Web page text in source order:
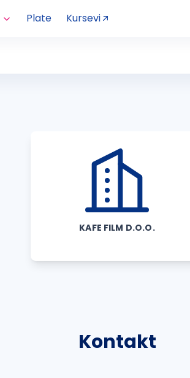
Plate Kursevi
KAFE FILM D.O.O.
Kontakt